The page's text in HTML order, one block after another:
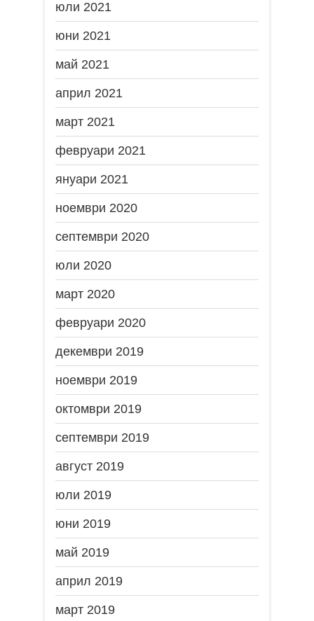
юли 2021
юни 2021
май 2021
април 2021
март 2021
февруари 2021
януари 2021
ноември 2020
септември 2020
юли 2020
март 2020
февруари 2020
декември 2019
ноември 2019
октомври 2019
септември 2019
август 2019
юли 2019
юни 2019
май 2019
април 2019
март 2019